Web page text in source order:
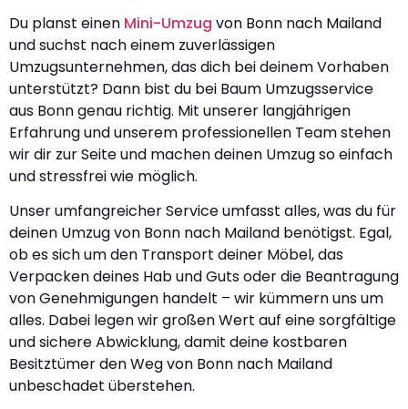
Du planst einen Mini-Umzug von Bonn nach Mailand
und suchst nach einem zuverlässigen
Umzugsunternehmen, das dich bei deinem Vorhaben
unterstützt? Dann bist du bei Baum Umzugsservice
aus Bonn genau richtig. Mit unserer langjährigen
Erfahrung und unserem professionellen Team stehen
wir dir zur Seite und machen deinen Umzug so einfach
und stressfrei wie möglich.
Unser umfangreicher Service umfasst alles, was du für
deinen Umzug von Bonn nach Mailand benötigst. Egal,
ob es sich um den Transport deiner Möbel, das
Verpacken deines Hab und Guts oder die Beantragung
von Genehmigungen handelt – wir kümmern uns um
alles. Dabei legen wir großen Wert auf eine sorgfältige
und sichere Abwicklung, damit deine kostbaren
Besitztümer den Weg von Bonn nach Mailand
unbeschadet überstehen.